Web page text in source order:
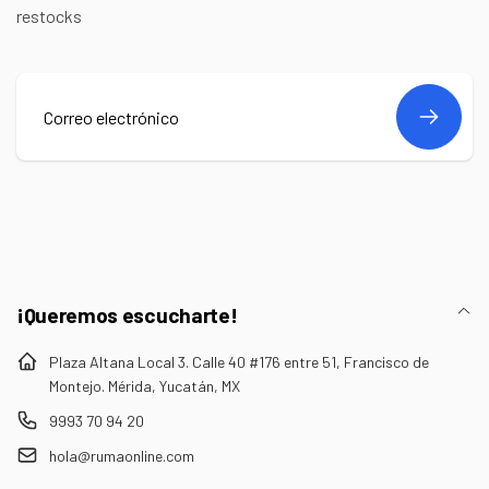
restocks
Correo
¡Queremos escucharte!
Plaza Altana Local 3. Calle 40 #176 entre 51, Francisco de
Montejo. Mérida, Yucatán, MX
9993 70 94 20
hola@rumaonline.com